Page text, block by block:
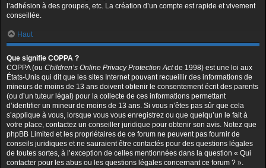
l’adhésion à des groupes, etc. La création d’un compte est rapide et vivement
conseillée.
Haut
Que signifie COPPA ?
COPPA (ou Children’s Online Privacy Protection Actde 1998) est une loi aux
États-Unis qui dit que les sites Internet pouvant recueillir des informations de
mineurs de moins de 13 ans doivent obtenir le consentement écrit des parents
(ou d’un tuteur légal) pour la collecte de ces informations permettant
d’identifier un mineur de moins de 13 ans. Si vous n’êtes pas sûr que cela
s’applique à vous, lorsque vous vous enregistrez ou que quelqu’un le fait à
votre place, contactez un conseiller juridique pour obtenir son avis. Notez que
phpBB Limited et les propriétaires de ce forum ne peuvent pas fournir de
conseils juridiques et ne sauraient être contactés pour des questions légales
de toutes sortes, à l’exception de celles mentionnées dans la question « Qui
contacter pour les abus ou les questions légales concernant ce forum ? ».